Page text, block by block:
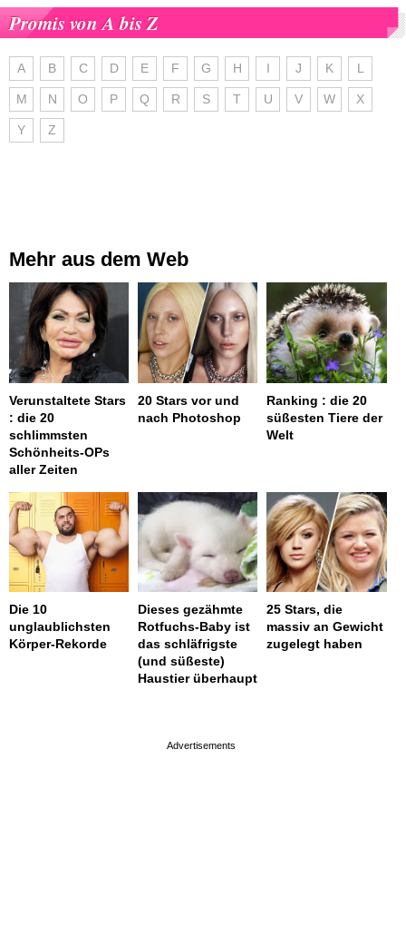
Promis von A bis Z
A B C D E F G H I J K L
M N O P Q R S T U V W X
Y Z
Mehr aus dem Web
Verunstaltete Stars
: die 20
schlimmsten
Schönheits-OPs
aller Zeiten
20 Stars vor und
nach Photoshop
Ranking : die 20
süßesten Tiere der
Welt
Die 10
unglaublichsten
Körper-Rekorde
Dieses gezähmte
Rotfuchs-Baby ist
das schläfrigste
(und süßeste)
Haustier überhaupt
25 Stars, die
massiv an Gewicht
zugelegt haben